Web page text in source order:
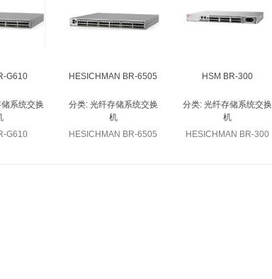
G610
系统交换
G610
HESICHMAN BR-6505
分类: 光纤存储系统交换
机
HESICHMAN BR-6505
HSM BR-300
分类: 光纤存储系统交换
机
HESICHMAN BR-300